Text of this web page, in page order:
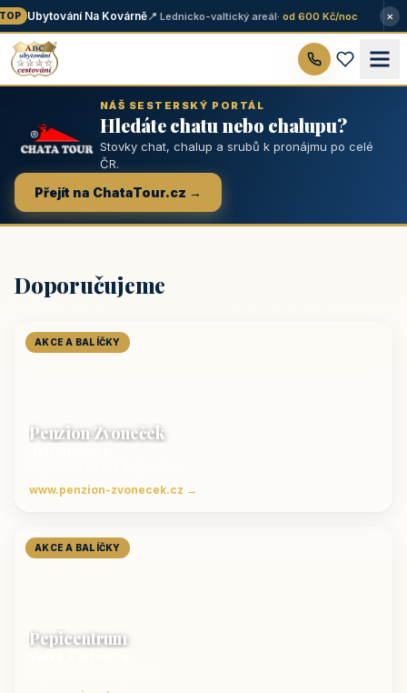
Ubytování Na Kovárně📍 Lednicko-valtický areál· od 600 Kč/noc ×
NÁŠ SESTERSKÝ PORTÁL
Hledáte chatu nebo chalupu?
Stovky chat, chalup a srubů k pronájmu po celé
ČR.
Přejít na ChataTour.cz →
Doporučujeme
AKCE A BALÍČKY
Penzion Zvoneček
www.penzion-zvonecek.cz →
AKCE A BALÍČKY
Pepicentrum